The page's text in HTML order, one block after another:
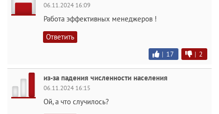
06.11.2024 16:09
Работа эффективных менеджеров !
Ответить
| 17 | 2
из-за падения численности населения
06.11.2024 16:15
Ой, а что случилось?